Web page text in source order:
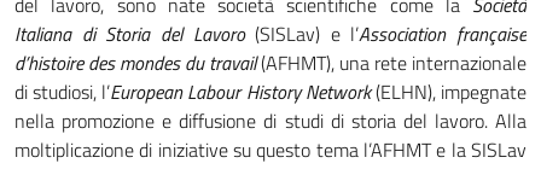
Italiana di Storia del Lavoro(SISLav) e l’Association française
d’histoire des mondes du travail(AFHMT), una rete internazionale
di studiosi, l’European Labour History Network(ELHN), impegnate
nella promozione e diffusione di studi di storia del lavoro. Alla
moltiplicazione di iniziative su questo tema l’AFHMT e la SISLav